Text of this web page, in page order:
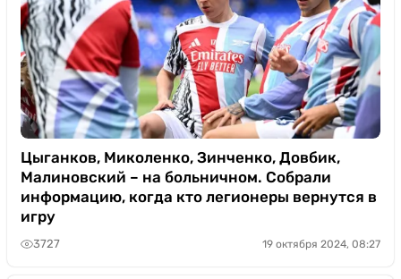
Цыганков, Миколенко, Зинченко, Довбик,
Малиновский – на больничном. Собрали
информацию, когда кто легионеры вернутся в
игру
3727 19 октября 2024, 08:27